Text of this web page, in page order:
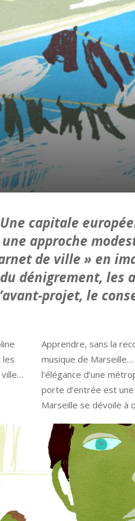
capitale
approche
de ville » en
dénigrement,
projet, le
les
Apprendre, sans la
musique de
l’élégance d’une
porte d’entrée est
Marseille se dévoile à